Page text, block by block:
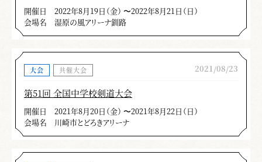
開催日
2022年8月19日（金） 〜2022年8月21日（日）
会場名
湿原の風アリーナ釧路
大会 共催大会 2021/08/23
第51回 全国中学校剣道大会
開催日
2021年8月20日（金） 〜2021年8月22日（日）
会場名
川崎市とどろきアリーナ